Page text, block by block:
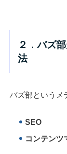
２．バズ
法
バズ部というメ
SEO
コンテンツ